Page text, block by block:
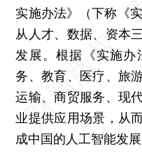
实施办法》（下称《
从人才、数据、资本
发展。根据《实施办
务、教育、医疗、旅
运输、商贸服务、现
业提供应用场景，从
成中国的人工智能